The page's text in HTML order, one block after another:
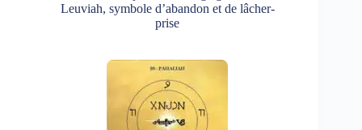
Leuviah, symbole d’abandon et de lâcher-
prise